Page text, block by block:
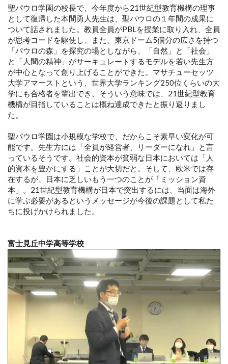
聖パウロ学園の校長で、今年度から21世紀型教育機構の理事
として復帰した本間勇人先生は、聖パウロの１年間の成果に
ついて話されました。教員全員がPBLを授業に取り入れ、全員
が思考コードを駆使し、また、東京ドーム5個分の広さを持つ
「パウロの森」を探究の場としながら、「自然」と「社会」
と「人間の精神」がサーキュレートするモデルを若い先生方
が中心となって創り上げることができた。マサチューセッツ
大学アマーストという、世界大学ランキング250位くらいの大
学にも合格者を輩出でき、そういう意味では、21世紀型教育
機構が目指していることは概ね達成できたと振り返りまし
た。
聖パウロ学園は小規模な学校で、だからこそ素早い変化が可
能です。先生方には「全員が経営者、リーダーになれ」と言
っているそうです。社会的資本が貧弱な日本においては「人
的資本を豊かにする」ことが大切だと。そして、欧米では存
在するが、日本に乏しいもう一つのことが「ミッション資
本」。21世紀型教育機構が日本で突出するには、当面は海外
に学ぶ必要があるというメッセージが今後の課題として私た
ちに投げかけられました。
富士見丘中学高等学校